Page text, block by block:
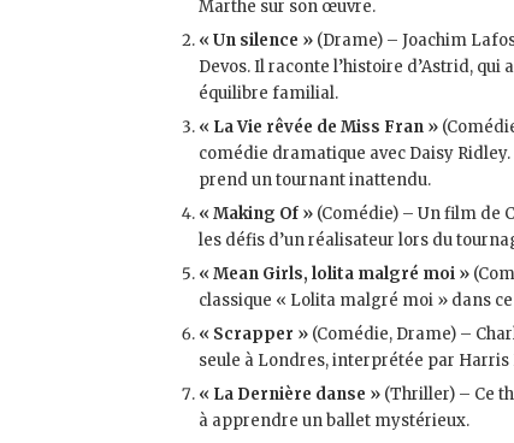
Marthe sur son œuvre​​.
« Un silence » (Drame) – Joachim
Devos. Il raconte l’histoire d’Astrid,
équilibre familial​​.
« La Vie rêvée de Miss Fran »
comédie dramatique avec Daisy
prend un tournant inattendu​​.
« Making Of » (Comédie) – Un film de
les défis d’un réalisateur lors du
« Mean Girls, lolita malgré moi »
classique « Lolita malgré moi » dans
« Scrapper » (Comédie, Drame) –
seule à Londres, interprétée par
« La Dernière danse » (Thriller) – Ce
à apprendre un ballet mystérieux​​.